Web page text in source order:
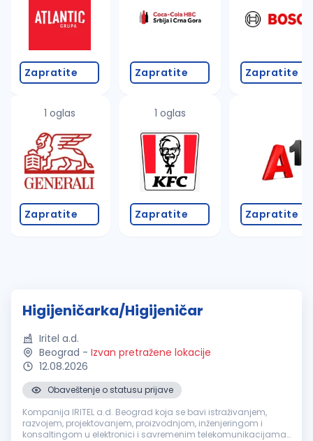
Zapratite
1 oglas
Zapratite
Zapratite
1 oglas
Zapratite
Zapratite
Zapratite
Higijeničarka/Higijeničar
Iritel a.d.
Beograd - Izvan pretražene lokacije
12.08.2026
Obaveštenje o statusu prijave
Kompanija IRITEL a.d. Beograd koja se bavi istraživanjem,
razvojem, projektovanjem, proizvodnjom, inženjeringom i
konsaltingom u elektronici i savremenim telekomunikacijama,